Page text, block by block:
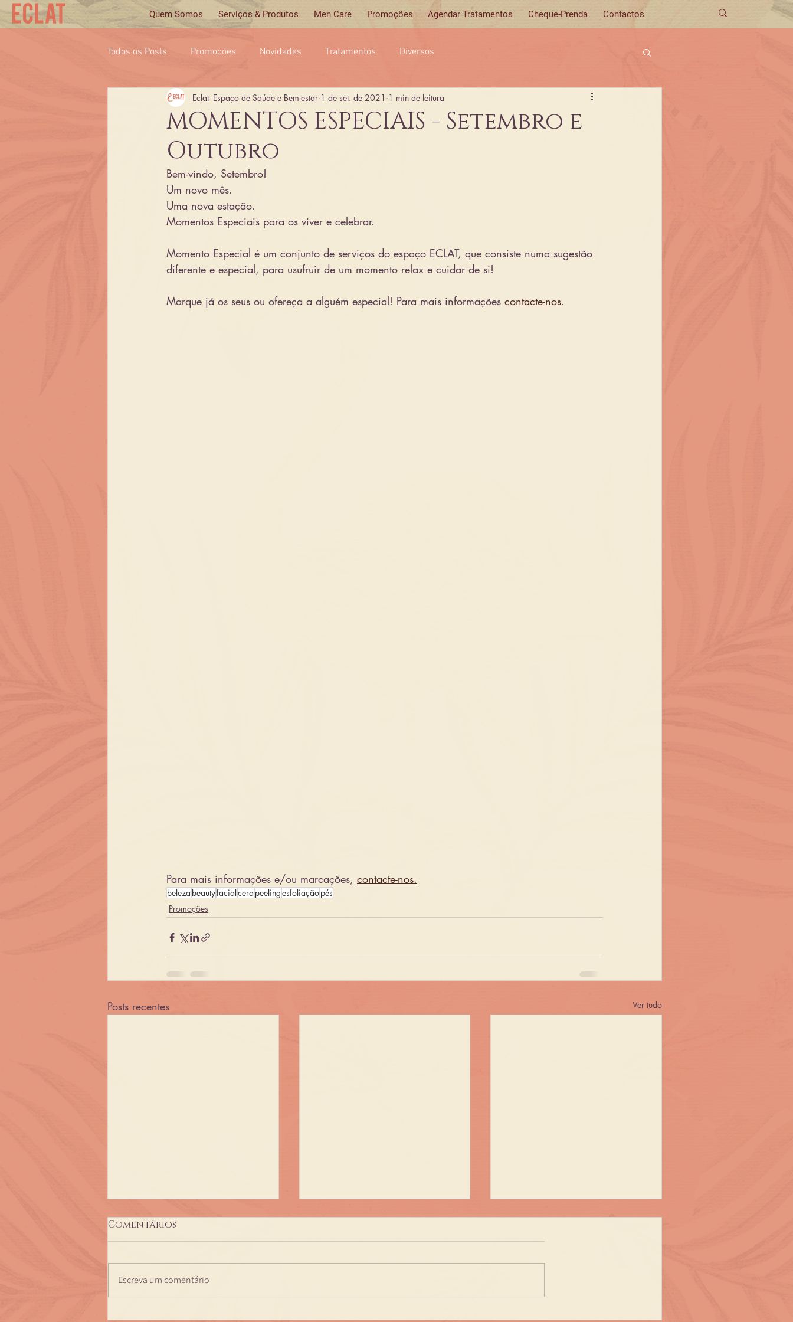
Quem Somos Serviços & Produtos Men Care Promoções Agendar Tratamentos Cheque-Prenda Contactos
Todos os Posts Promoções Novidades Tratamentos Diversos
MOMENTOS ESPECIAIS - Setembro e
Outubro
Eclat- Espaço de Saúde e Bem-estar 1 de set. de 2021 1 min de leitura
Bem-vindo, Setembro!
Um novo mês.
Uma nova estação.
Momentos Especiais para os viver e celebrar.
Momento Especial é um conjunto de serviços do espaço ECLAT, que consiste numa sugestão
diferente e especial, para usufruir de um momento relax e cuidar de si!
Marque já os seus ou ofereça a alguém especial! Para mais informações contacte-nos
Para mais informações e/ou marcações, contacte-nos.
beleza beautyfacialcera peelingesfoliaçãopés
Promoções
Posts recentes Ver tudo
Terapia Ayurveda c/ HAPPY HOUR - Packs Novos Packs -
Comentários
Escreva um comentário